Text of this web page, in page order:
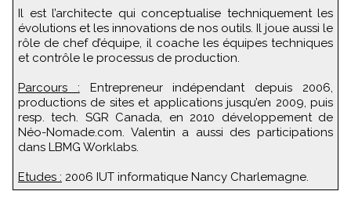
Il est l’architecte qui conceptualise techniquement les
évolutions et les innovations de nos outils. Il joue aussi le
rôle de chef d’équipe, il coache les équipes techniques
et contrôle le processus de production.
Parcours : Entrepreneur indépendant depuis 2006,
productions de sites et applications jusqu’en 2009, puis
resp. tech. SGR Canada, en 2010 développement de
Néo-Nomade.com. Valentin a aussi des participations
dans LBMG Worklabs.
Etudes : 2006 IUT informatique Nancy Charlemagne.